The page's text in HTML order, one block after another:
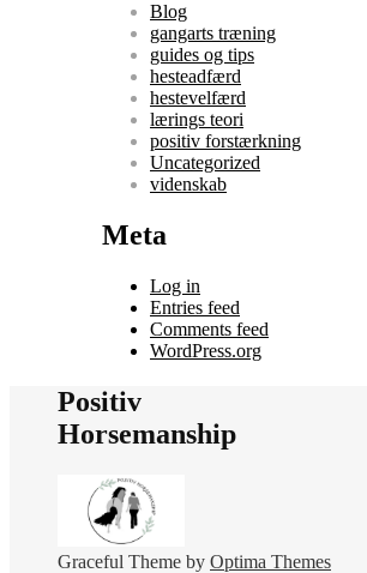
Blog
gangarts træning
guides og tips
hesteadfærd
hestevelfærd
lærings teori
positiv forstærkning
Uncategorized
videnskab
Meta
Log in
Entries feed
Comments feed
WordPress.org
Positiv
Horsemanship
Graceful Theme by Optima Themes